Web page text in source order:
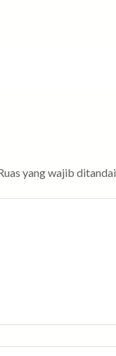
yang wajib ditandai